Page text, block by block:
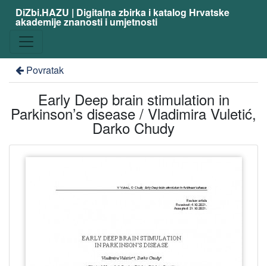
DiZbi.HAZU | Digitalna zbirka i katalog Hrvatske
akademije znanosti i umjetnosti
Povratak
Early Deep brain stimulation in
Parkinson’s disease / Vladimira Vuletić,
Darko Chudy